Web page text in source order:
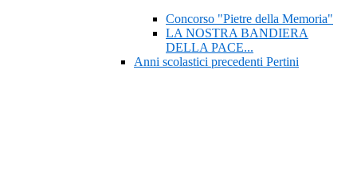
Concorso "Pietre della Memoria"
LA NOSTRA BANDIERA
DELLA PACE...
Anni scolastici precedenti Pertini